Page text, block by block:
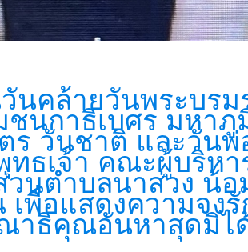
วันคล้ายวันพระบร
ชนกาธิเบศร มหา
ร วันชาติ และวัน
ทธเจ้า คณะผู้บริห
วนตำบลนาส่วง น้
เพื่อแสดงความจง
าธิคุณอันหาสุดมิไ